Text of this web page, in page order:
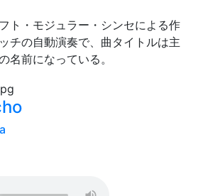
ト・モジュラー・シンセによる作
チの自動演奏で、曲タイトルは主
名前になっている。